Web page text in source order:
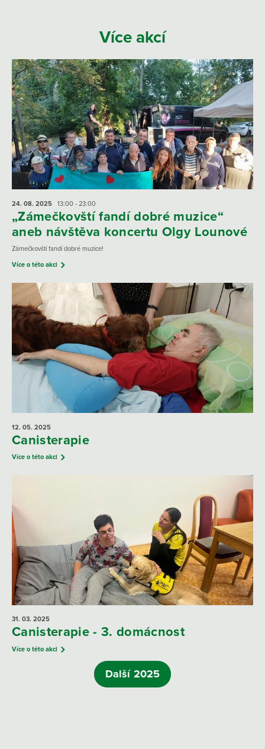
Více akcí
24. 08. 2025 13:00 - 23:00
„Zámečkovští fandí dobré muzice“
aneb návštěva koncertu Olgy Lounové
Zámečkovští fandí dobré muzice!
Více o této akci
12. 05. 2025
Canisterapie
Více o této akci
31. 03. 2025
Canisterapie - 3. domácnost
Více o této akci
Další 2025